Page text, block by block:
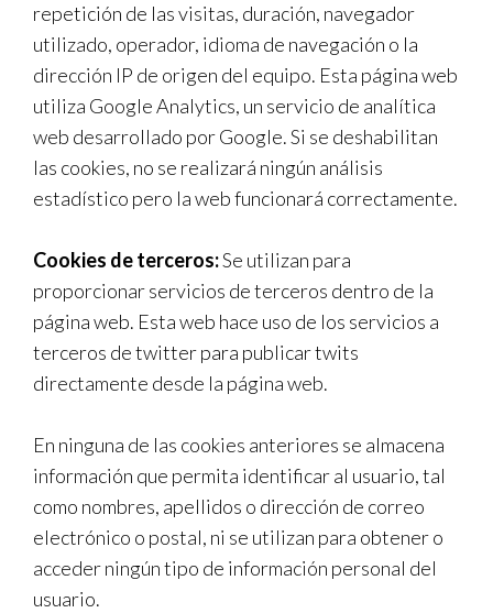
repetición de las visitas, duración, navegador
utilizado, operador, idioma de navegación o la
dirección IP de origen del equipo. Esta página web
utiliza Google Analytics, un servicio de analítica
web desarrollado por Google. Si se deshabilitan
las cookies, no se realizará ningún análisis
estadístico pero la web funcionará correctamente.
Cookies de terceros:Se utilizan para
proporcionar servicios de terceros dentro de la
página web. Esta web hace uso de los servicios a
terceros de twitter para publicar twits
directamente desde la página web.
En ninguna de las cookies anteriores se almacena
información que permita identificar al usuario, tal
como nombres, apellidos o dirección de correo
electrónico o postal, ni se utilizan para obtener o
acceder ningún tipo de información personal del
usuario.